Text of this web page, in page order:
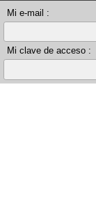
Mi e-mail :
Mi clave de acceso :